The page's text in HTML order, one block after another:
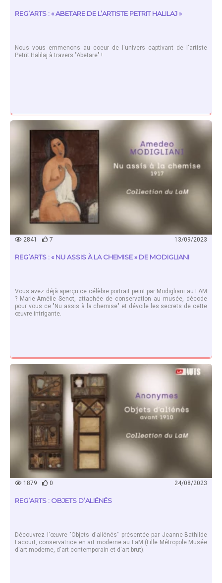
REG’ARTS : « ABETARE DE L’ARTISTE PETRIT HALILAJ »
Nous vous emmenons au coeur de l'univers captivant de l'artiste
Petrit Halilaj à travers "Abetare" !
2841 7 13/09/2023
REG’ARTS : « NU ASSIS À LA CHEMISE » DE MODIGLIANI
Vous avez déjà aperçu ce célèbre portrait peint par Modigliani au LAM
? Marie-Amélie Senot, attachée de conservation au musée, décode
pour vous ce "Nu assis à la chemise" et dévoile les secrets de cette
œuvre intrigante.
EN SAVOIR PLUS
1879 0 24/08/2023
REG’ARTS : OBJETS D’ALIÉNÉS
Découvrez l'œuvre "Objets d'aliénés" présentée par Jeanne-Bathilde
Lacourt, conservatrice en art moderne au LaM (Lille Métropole Musée
d'art moderne, d'art contemporain et d'art brut).